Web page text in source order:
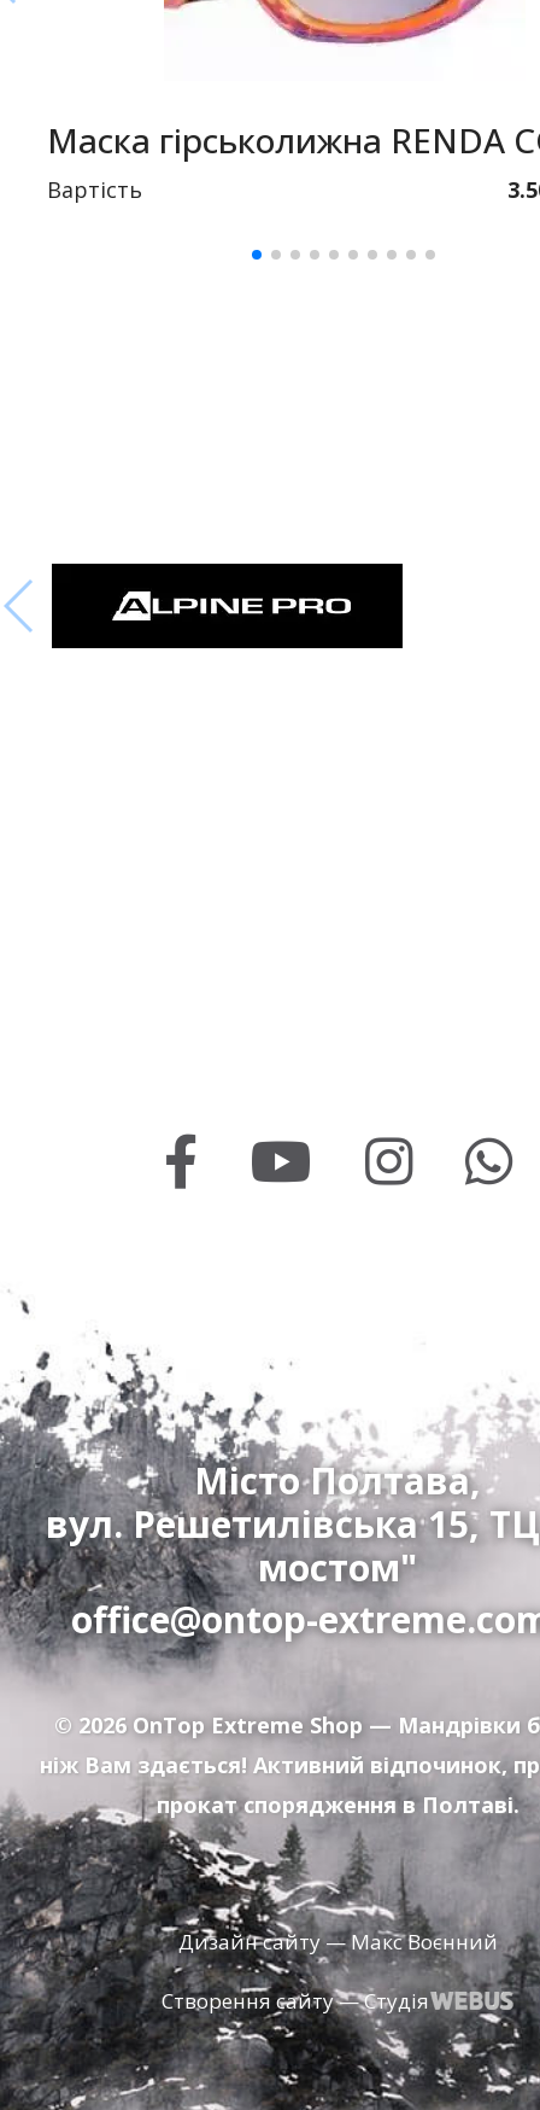
Маска гірськолижна RENDA
Вартість
Місто Полтава,
вул. Решетилівська 15,
мостом"
office@ontop-
© 2026 OnTop Extreme Shop — Мандрівки
ніж Вам здається! Активний відпочинок,
прокат спорядження в Полтаві.
Дизайн сайту — Макс Воєнний
Створення сайту — Студія